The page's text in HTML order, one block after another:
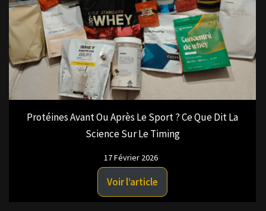
Protéines Avant Ou Après Le Sport ? Ce Que Dit La
Science Sur Le Timing
17 Février 2026
Voir l’article